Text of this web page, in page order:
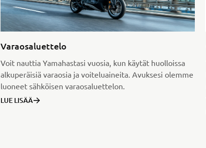
Varaosaluettelo
Voit nauttia Yamahastasi vuosia, kun käytät huolloissa
alkuperäisiä varaosia ja voiteluaineita. Avuksesi olemme
luoneet sähköisen varaosaluettelon.
LUE LISÄÄ